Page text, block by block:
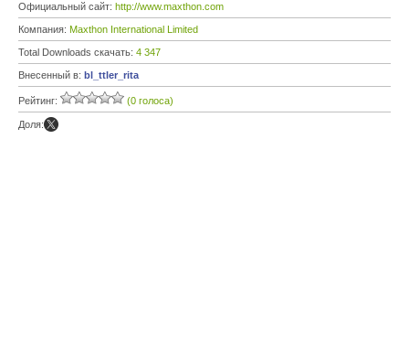
Официальный сайт: http://www.maxthon.com
Компания: Maxthon International Limited
Total Downloads скачать: 4 347
Внесенный в: bl_ttler_rita
Рейтинг: (0 голоса)
Доля: